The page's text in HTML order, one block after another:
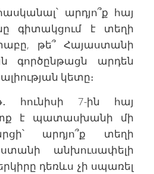
արդյո՞ք հայ
գիտակցում է տեղի
թե՞ Հայաստանի
գործընթացն արդեն
կետը։
հունիսի 7-ին հայ
է պատասխանի մի
արդյո՞ք տեղի
անխուսափելի
դեռևս չի սպառել